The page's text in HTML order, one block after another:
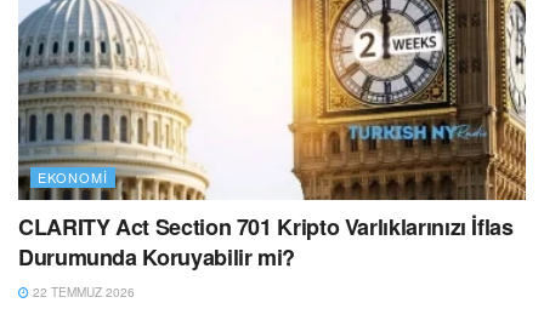
EKONOMI
CLARITY Act Section 701 Kripto Varlıklarınızı İflas
Durumunda Koruyabilir mi?
22 TEMMUZ 2026